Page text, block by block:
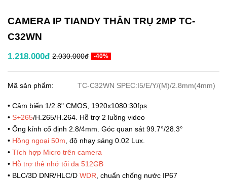
CAMERA IP TIANDY THÂN TRỤ 2MP TC-
C32WN
1.218.000đ 2.030.000đ -40%
Mã sản phẩm: TC-C32WN SPEC:I5/E/Y/(M)/2.8mm(4mm)
• Cảm biến 1/2.8" CMOS, 1920x1080:30fps
• S+265/H.265/H.264. Hỗ trợ 2 luồng video
• Ống kính cố định 2.8/4mm. Góc quan sát 99.7°/28.3°
• Hồng ngoại 50m , độ nhạy sáng 0.02 Lux.
• Tích hợp Micro trên camera
• Hỗ trợ thẻ nhớ tối đa 512GB
• BLC/3D DNR/HLC/D WDR , chuẩn chống nước IP67